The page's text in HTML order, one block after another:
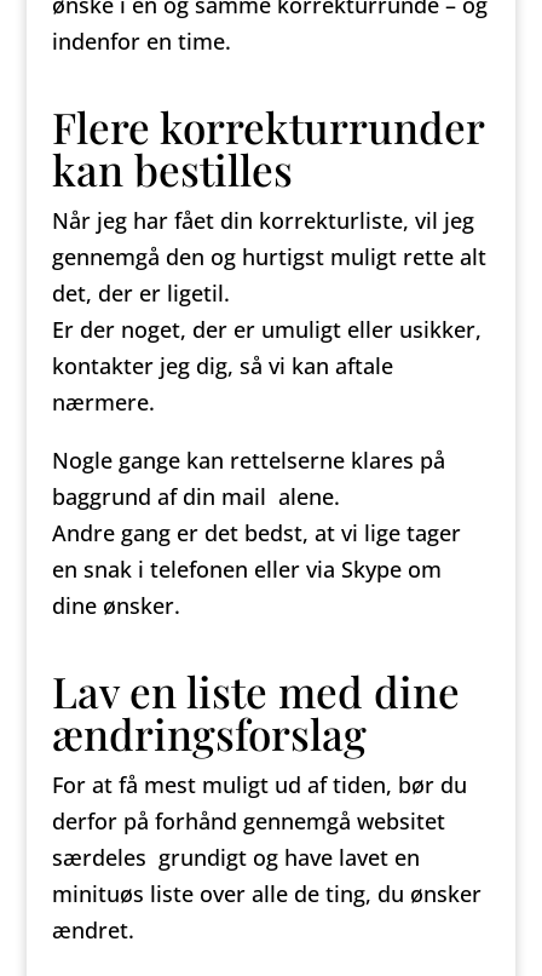
indenfor en time.
Flere korrekturrunder
kan bestilles
Når jeg har fået din korrekturliste, vil jeg
gennemgå den og hurtigst muligt rette alt
det, der er ligetil.
Er der noget, der er umuligt eller usikker,
kontakter jeg dig, så vi kan aftale
nærmere.
Nogle gange kan rettelserne klares på
baggrund af din mail alene.
Andre gang er det bedst, at vi lige tager
en snak i telefonen eller via Skype om
dine ønsker.
Lav en liste med dine
ændringsforslag
For at få mest muligt ud af tiden, bør du
derfor på forhånd gennemgå websitet
særdeles grundigt og have lavet en
minituøs liste over alle de ting, du ønsker
ændret.